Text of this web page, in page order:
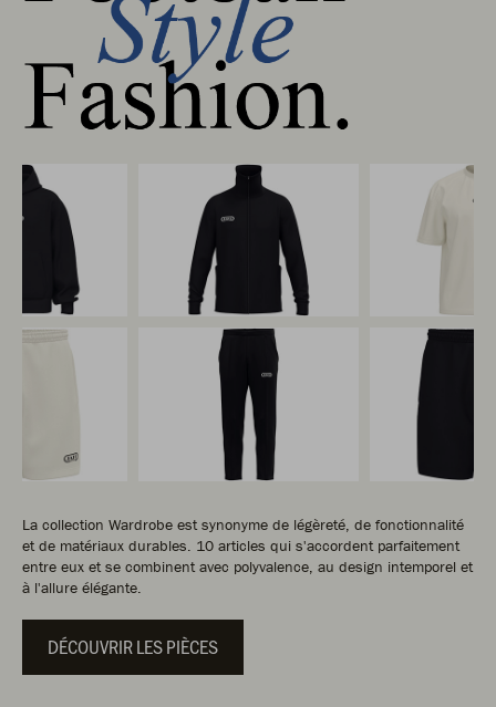
La collection Wardrobe est synonyme de légèreté, de fonctionnalité
et de matériaux durables. 10 articles qui s'accordent parfaitement
entre eux et se combinent avec polyvalence, au design intemporel et
à l'allure élégante.
DÉCOUVRIR LES PIÈCES